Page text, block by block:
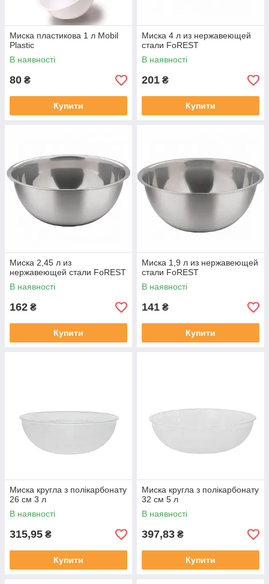
Миска пластикова 1 л Mobil
Plastic
В наявності
80 ₴
Купити
Миска 4 л из нержавеющей
стали FoREST
В наявності
201 ₴
Купити
Миска 2,45 л из
нержавеющей стали FoREST
В наявності
162 ₴
Купити
Миска 1,9 л из нержавеющей
стали FoREST
В наявності
141 ₴
Купити
Миска кругла з полікарбонату
26 см 3 л
В наявності
315,95 ₴
Купити
Миска кругла з полікарбонату
32 см 5 л
В наявності
397,83 ₴
Купити